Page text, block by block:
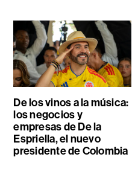
De los vinos a la música:
los negocios y
empresas de De la
Espriella, el nuevo
presidente de Colombia